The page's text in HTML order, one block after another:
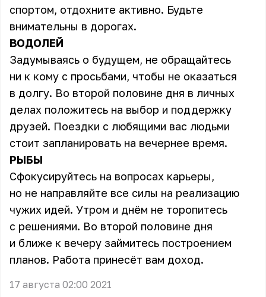
спортом, отдохните активно. Будьте
внимательны в дорогах.
ВОДОЛЕЙ
Задумываясь о будущем, не обращайтесь
ни к кому с просьбами, чтобы не оказаться
в долгу. Во второй половине дня в личных
делах положитесь на выбор и поддержку
друзей. Поездки с любящими вас людьми
стоит запланировать на вечернее время.
РЫБЫ
Сфокусируйтесь на вопросах карьеры,
но не направляйте все силы на реализацию
чужих идей. Утром и днём не торопитесь
с решениями. Во второй половине дня
и ближе к вечеру займитесь построением
планов. Работа принесёт вам доход.
17 августа 02:00 2021